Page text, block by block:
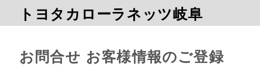
トヨタカローラネッツ岐阜
お問合せ お客様情報のご登録